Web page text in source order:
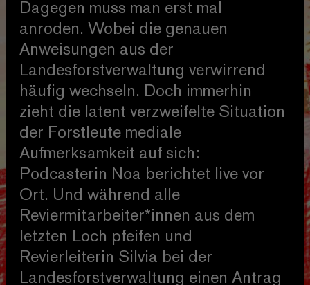
Dagegen muss man erst mal
anroden. Wobei die genauen
Anweisungen aus der
Landesforstverwaltung verwirrend
häufig wechseln. Doch immerhin
zieht die latent verzweifelte Situation
der Forstleute mediale
Aufmerksamkeit auf sich:
Podcasterin Noa berichtet live vor
Ort. Und während alle
Reviermitarbeiter*innen aus dem
letzten Loch pfeifen und
Revierleiterin Silvia bei der
Landesforstverwaltung einen Antrag